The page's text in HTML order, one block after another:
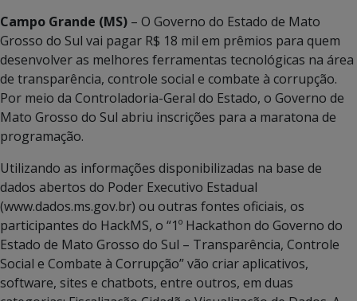
Campo Grande (MS) – O Governo do Estado de Mato
Grosso do Sul vai pagar R$ 18 mil em prêmios para quem
desenvolver as melhores ferramentas tecnológicas na área
de transparência, controle social e combate à corrupção.
Por meio da Controladoria-Geral do Estado, o Governo de
Mato Grosso do Sul abriu inscrições para a maratona de
programação.
Utilizando as informações disponibilizadas na base de
dados abertos do Poder Executivo Estadual
(www.dados.ms.gov.br) ou outras fontes oficiais, os
participantes do HackMS, o “1º Hackathon do Governo do
Estado de Mato Grosso do Sul – Transparência, Controle
Social e Combate à Corrupção” vão criar aplicativos,
software, sites e chatbots, entre outros, em duas